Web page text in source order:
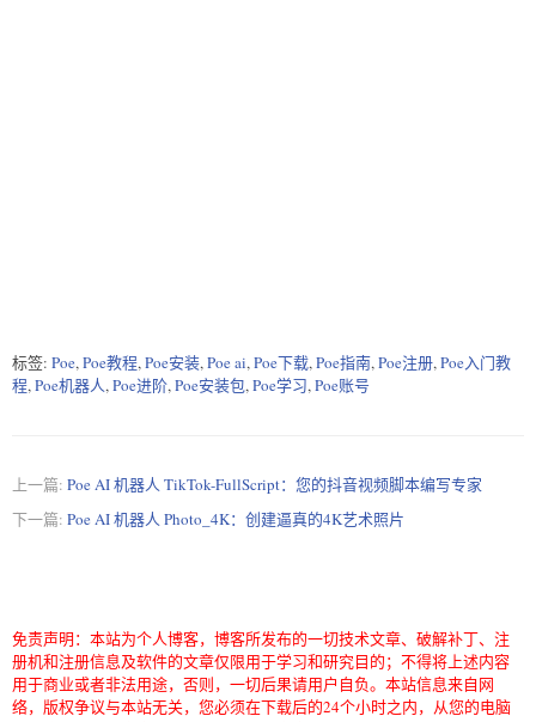
标签: Poe,Poe教程,Poe安装,Poe ai,Poe下载,Poe指南,Poe注册,Poe入门教
程,Poe机器人,Poe进阶,Poe安装包,Poe学习,Poe账号
上一篇: Poe AI 机器人 TikTok-FullScript：您的抖音视频脚本编写专家
下一篇: Poe AI 机器人 Photo_4K：创建逼真的4K艺术照片
免责声明：本站为个人博客，博客所发布的一切技术文章、破解补丁、注
册机和注册信息及软件的文章仅限用于学习和研究目的；不得将上述内容
用于商业或者非法用途，否则，一切后果请用户自负。本站信息来自网
络，版权争议与本站无关，您必须在下载后的24个小时之内，从您的电脑